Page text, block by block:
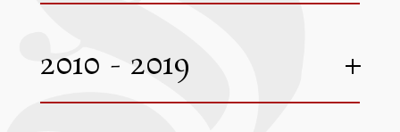
2010 - 2019